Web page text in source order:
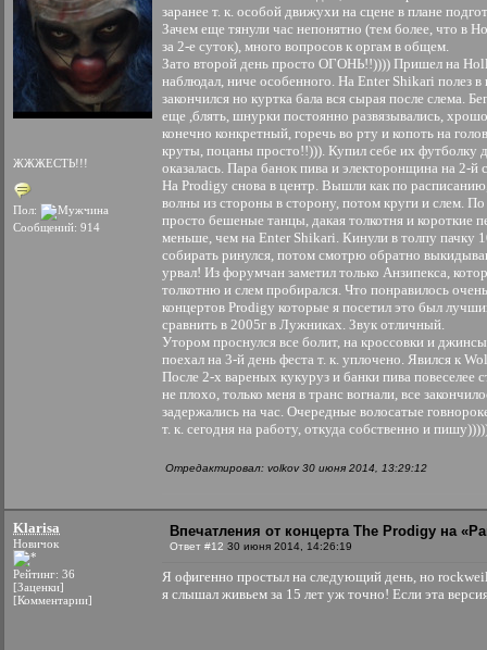
ЖЖЖЕСТЬ!!!
Пол:
Сообщений: 914
заранее т. к. особой движухи на сцене в плане
Зачем еще тянули час непонятно (тем более, что в
за 2-е суток), много вопросов к оргам в общем.
Зато второй день просто ОГОНЬ!!)))) Пришел на
наблюдал, ниче особенного. На Enter Shikari полез
закончился но куртка бала вся сырая после слема.
еще ,блять, шнурки постоянно развязывались,
конечно конкретный, горечь во рту и копоть на
круты, поцаны просто!!))). Купил себе их футболку
оказалась. Пара банок пива и электоронщина на 2-й
На Prodigy снова в центр. Вышли как по
волны из стороны в сторону, потом круги и слем.
просто бешеные танцы, дакая толкотня и
меньше, чем на Enter Shikari. Кинули в толпу пачку
собирать ринулся, потом смотрю обратно
урвал! Из форумчан заметил только Анзипекса,
толкотню и слем пробирался. Что понравилось
концертов Prodigy которые я посетил это был
сравнить в 2005г в Лужниках. Звук отличный.
Утором проснулся все болит, на кроссовки и
поехал на 3-й день феста т. к. уплочено. Явился к
После 2-х вареных кукуруз и банки пива повеселее
не плохо, только меня в транс вогнали, все
задержались на час. Очередные волосатые
т. к. сегодня на работу, откуда собственно и
Отредактировал: volkov 30 июня 2014, 13:29:12
Klarisa
Новичок
Рейтинг: 36
[Заценки]
[Комментарии]
Впечатления от концерта The Prodigy на
Ответ #12 30 июня 2014, 14:26:19
Я офигенно простыл на следующий день, но
я слышал живьем за 15 лет уж точно! Если эта